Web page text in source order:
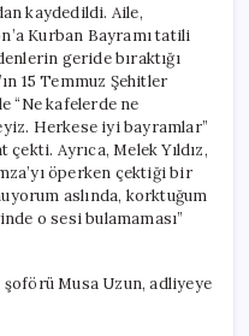
kaydedildi. Aile,
Kurban Bayramı tatili
geride bıraktığı
15 Temmuz Şehitler
“Ne kafelerde ne
Herkese iyi bayramlar”
çekti. Ayrıca, Melek Yıldız,
öperken çektiği bir
aslında, korktuğum
o sesi bulamaması”
şoförü Musa Uzun, adliyeye